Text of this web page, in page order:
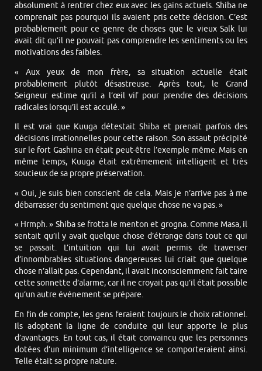
absolument à rentrer chez eux avec les gains actuels. Shiba ne
comprenait pas pourquoi ils avaient pris cette décision. C’est
probablement pour ce genre de choses que le vieux Salk lui
avait dit qu’il ne pouvait pas comprendre les sentiments ou les
motivations des faibles.
« Aux yeux de mon frère, sa situation actuelle était
probablement plutôt désastreuse. Après tout, le Grand
Seigneur estime qu’il a l’œil vif pour prendre des décisions
radicales lorsqu’il est acculé. »
Il est vrai que Kuuga détestait Shiba et prenait parfois des
décisions irrationnelles pour cette raison. Son assaut précipité
sur le fort Gashina en était peut-être l’exemple même. Mais en
même temps, Kuuga était extrêmement intelligent et très
soucieux de sa propre préservation.
« Oui, je suis bien conscient de cela. Mais je n’arrive pas à me
débarrasser du sentiment que quelque chose ne va pas. »
« Hrmph. » Shiba se frotta le menton et grogna. Comme Masa, il
sentait qu’il y avait quelque chose d’étrange dans tout ce qui
se passait. L’intuition qui lui avait permis de traverser
d’innombrables situations dangereuses lui criait que quelque
chose n’allait pas. Cependant, il avait inconsciemment fait taire
cette sonnette d’alarme, car il ne croyait pas qu’il était possible
qu’un autre événement se prépare.
En fin de compte, les gens feraient toujours le choix rationnel.
Ils adoptent la ligne de conduite qui leur apporte le plus
d’avantages. En tout cas, il était convaincu que les personnes
dotées d’un minimum d’intelligence se comporteraient ainsi.
Telle était sa propre nature.